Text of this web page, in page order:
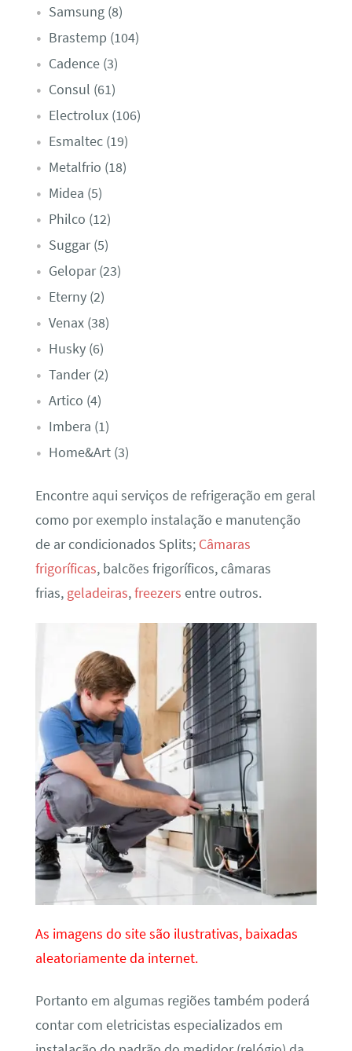
Samsung (8)
Brastemp (104)
Cadence (3)
Consul (61)
Electrolux (106)
Esmaltec (19)
Metalfrio (18)
Midea (5)
Philco (12)
Suggar (5)
Gelopar (23)
Eterny (2)
Venax (38)
Husky (6)
Tander (2)
Artico (4)
Imbera (1)
Home&Art (3)
Encontre aqui serviços de refrigeração em geral
como por exemplo instalação e manutenção
de ar condicionados Splits; Câmaras
frigoríficas, balcões frigoríficos, câmaras
frias, geladeiras,freezers entre outros.
As imagens do site são ilustrativas, baixadas
aleatoriamente da internet.
Portanto em algumas regiões também poderá
contar com eletricistas especializados em